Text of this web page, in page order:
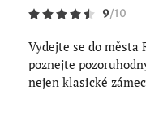
9/10
Vydejte se do města
poznejte
nejen klasické